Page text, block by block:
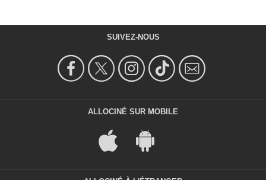
SUIVEZ-NOUS
ALLOCINÉ SUR MOBILE